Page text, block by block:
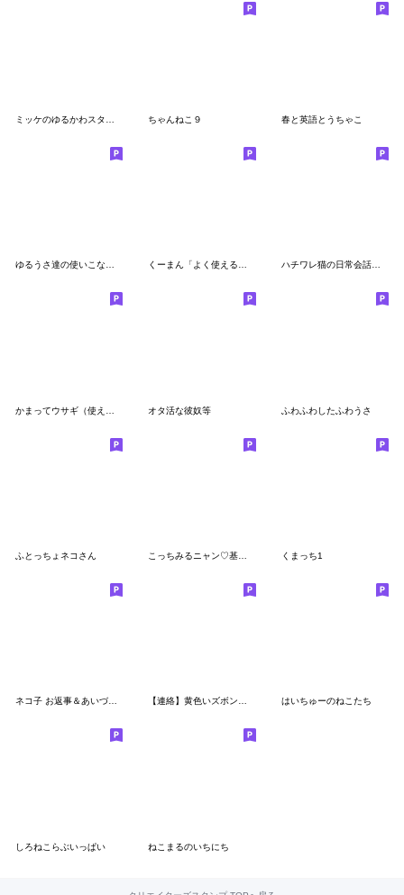
ちゃんねこ９ 春と英語とうちゃこ
ゆるうさ達の使いこなせたら便利スタンプ くーまん「よく使える編」 ハチワレ猫の日常会話【ウチノコイチバン】
オタ活な彼奴等 ふわふわしたふわうさ
ふとっちょネコさん くまっち1
ネコ子 お返事＆あいづち（敬語） 【連絡】黄色いズボンのうさぎ はいちゅーのねこたち
しろねこらぶいっぱい ねこまるのいちにち